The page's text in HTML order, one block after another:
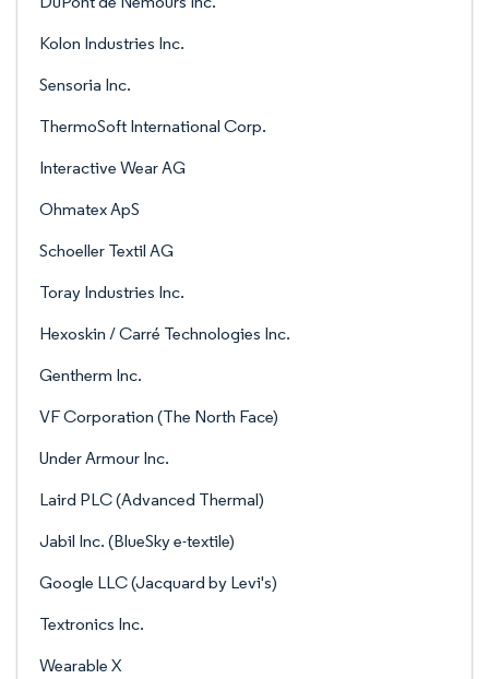
Kolon Industries Inc.
Sensoria Inc.
ThermoSoft International Corp.
Interactive Wear AG
Ohmatex ApS
Schoeller Textil AG
Toray Industries Inc.
Hexoskin / Carré Technologies Inc.
Gentherm Inc.
VF Corporation (The North Face)
Under Armour Inc.
Laird PLC (Advanced Thermal)
Jabil Inc. (BlueSky e-textile)
Google LLC (Jacquard by Levi's)
Textronics Inc.
Wearable X